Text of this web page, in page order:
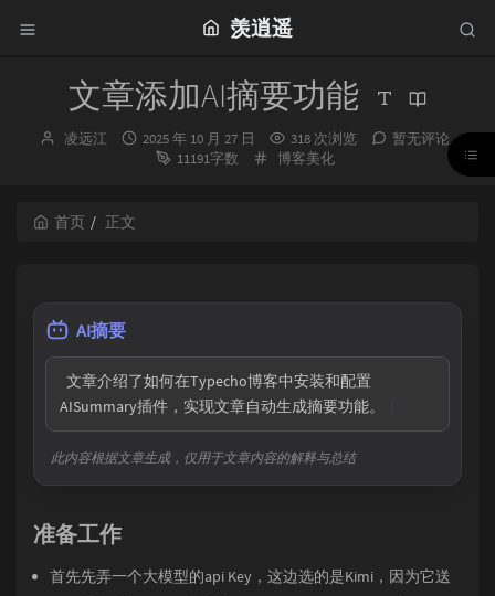
羡逍遥
文章添加AI摘要功能
博
凌远江
发
2025 年 10 月 27 日 318 次浏览
暂无评论
11191字数
分
博客美化
首页 正文
AI摘要
AISummary插件，实现文章自动生成摘要功能。
此内容根据文章生成，仅用于文章内容的解释与总结
准备工作
首先先弄一个大模型的api Key，这边选的是Kimi，因为它送